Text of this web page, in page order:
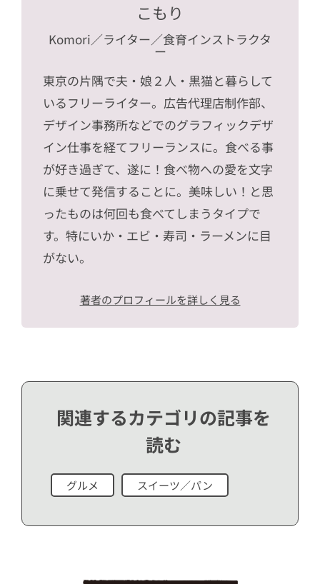
こもり
Komori／ライター／食育インストラクタ
ー
東京の片隅で夫・娘２人・黒猫と暮らして
いるフリーライター。広告代理店制作部、
デザイン事務所などでのグラフィックデザ
イン仕事を経てフリーランスに。食べる事
が好き過ぎて、遂に！食べ物への愛を文字
に乗せて発信することに。美味しい！と思
ったものは何回も食べてしまうタイプで
す。特にいか・エビ・寿司・ラーメンに目
がない。
著者のプロフィールを詳しく見る
関連するカテゴリの記事を
読む
グルメ スイーツ／パン